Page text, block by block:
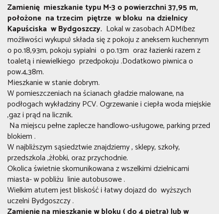
Zamienię mieszkanie typu M-3 o powierzchni 37,95 m,
położone na trzecim piętrze w bloku na dzielnicy
Kapuściska w Bydgoszczy. Lokal w zasobach ADM(bez
możliwości wykupu) składa się z pokoju z aneksem kuchennym
o po.18,93m, pokoju sypialni o po.13m oraz łazienki razem z
toaletą i niewielkiego przedpokoju .Dodatkowo piwnica o
pow.4,38m.
Mieszkanie w stanie dobrym.
W pomieszczeniach na ścianach gładzie malowane, na
podłogach wykładziny PCV. Ogrzewanie i ciepła woda miejskie
,gaz i prąd na licznik.
Na miejscu pełne zaplecze handlowo-usługowe, parking przed
blokiem .
W najbliższym sąsiedztwie znajdziemy , sklepy, szkoły,
przedszkola ,żłobki, oraz przychodnie.
Okolica świetnie skomunikowana z wszelkimi dzielnicami
miasta- w pobliżu linie autobusowe .
Wielkim atutem jest bliskość i łatwy dojazd do wyższych
uczelni Bydgoszczy .